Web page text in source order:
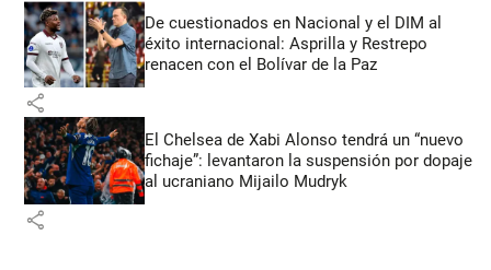
De cuestionados en Nacional y el DIM al
éxito internacional: Asprilla y Restrepo
renacen con el Bolívar de la Paz
share
El Chelsea de Xabi Alonso tendrá un “nuevo
fichaje”: levantaron la suspensión por dopaje
al ucraniano Mijailo Mudryk
share